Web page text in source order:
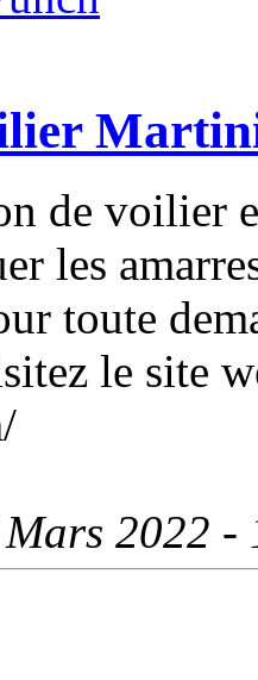
de voilier
les
toute
le site
2022 -